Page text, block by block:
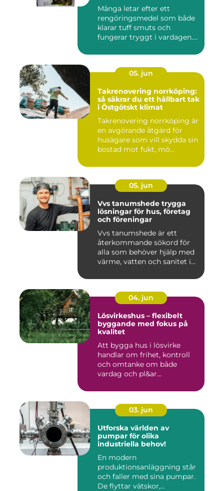
Många letar efter ett
rengöringsmedel som både
klarar tuff smuts och
fungerar tryggt i vardagen.
05. jun
Takrenovering norrköping:
så säkrar du ett hållbart tak
i Östgötskt klimat
Takrenovering norrköping är
en avgörande åtgärd för
husägare som vill skydda sin
bostad mot fukt, mö...
05. jun
Vvs tanumshede trygga
lösningar för hus, företag
och föreningar
Vvs tanumshede är ett
återkommande sökord för
alla som behöver hjälp med
värme, vatten och sanitet i...
04. jun
Lösvirkeshus – flexibelt
byggande med fokus på
kvalitet
Att bygga hus i lösvirke
handlar om frihet, kontroll
och omtanke om både
vardag och pl&ar...
03. jun
Utforska världen av
pumpar för olika
industriella behov!
En modern
produktionsanläggning står
och faller med sina pumpar.
De flyttar vätskor,...